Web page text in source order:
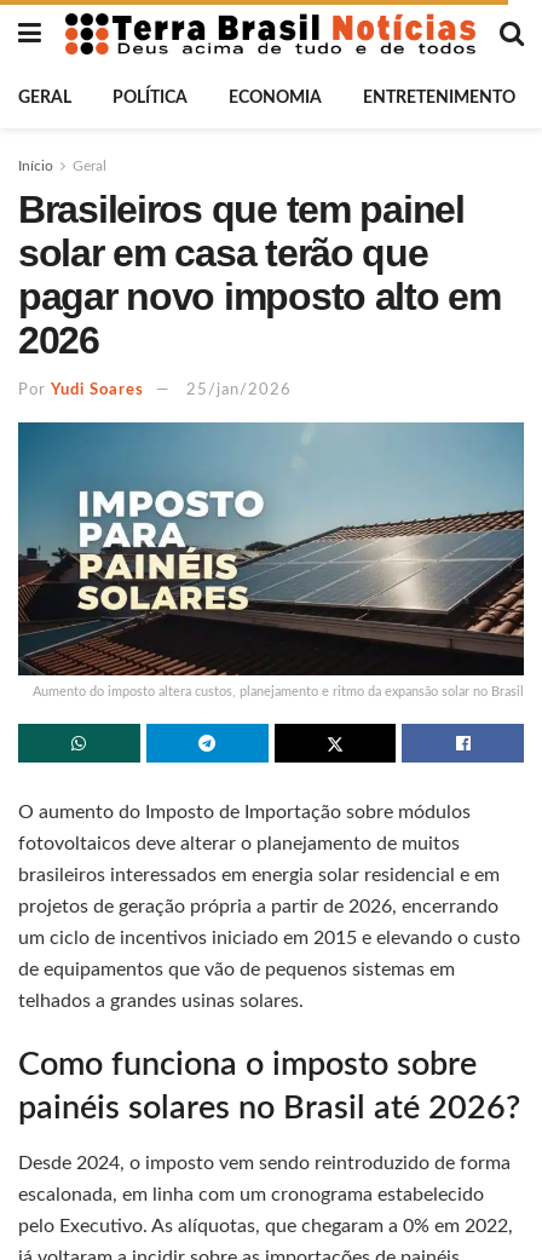
GERAL POLÍTICA ECONOMIA ENTRETENIMENTO
Início Geral
Brasileiros que tem painel
solar em casa terão que
pagar novo imposto alto em
2026
Por Yudi Soares 25/jan/2026
Aumento do imposto altera custos, planejamento e ritmo da expansão solar no Brasil
O aumento do Imposto de Importação sobre módulos
fotovoltaicos deve alterar o planejamento de muitos
brasileiros interessados em energia solar residencial e em
projetos de geração própria a partir de 2026, encerrando
um ciclo de incentivos iniciado em 2015 e elevando o custo
de equipamentos que vão de pequenos sistemas em
telhados a grandes usinas solares.
Como funciona o imposto sobre
painéis solares no Brasil até 2026?
Desde 2024, o imposto vem sendo reintroduzido de forma
escalonada, em linha com um cronograma estabelecido
pelo Executivo. As alíquotas, que chegaram a 0% em 2022,